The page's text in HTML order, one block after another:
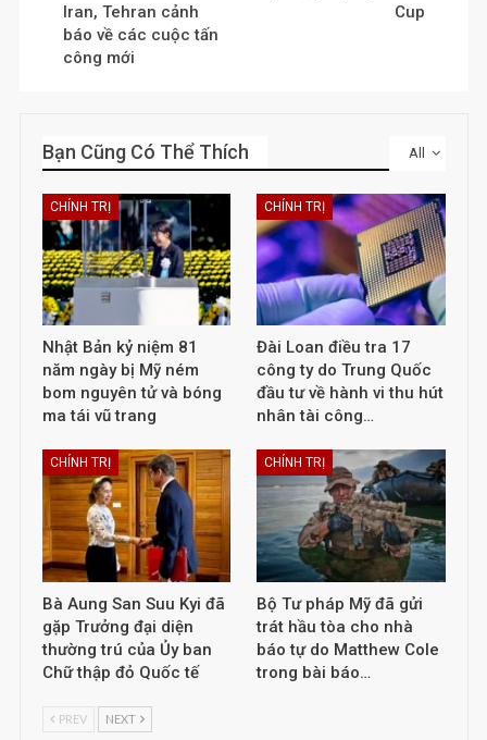
Iran, Tehran cảnh
báo về các cuộc tấn
công mới
Cup
All
Bạn Cũng Có Thể Thích
CHÍNH TRỊ
Nhật Bản kỷ niệm 81
năm ngày bị Mỹ ném
bom nguyên tử và bóng
ma tái vũ trang
CHÍNH TRỊ
Đài Loan điều tra 17
công ty do Trung Quốc
đầu tư về hành vi thu hút
nhân tài công…
CHÍNH TRỊ
Bà Aung San Suu Kyi đã
gặp Trưởng đại diện
thường trú của Ủy ban
Chữ thập đỏ Quốc tế
CHÍNH TRỊ
Bộ Tư pháp Mỹ đã gửi
trát hầu tòa cho nhà
báo tự do Matthew Cole
trong bài báo…
PREV NEXT